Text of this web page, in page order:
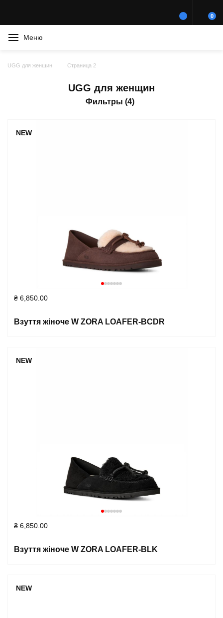
0
Меню
UGG для женщин Страница 2
UGG для женщин
Фильтры (4)
NEW
₴ 6,850.00
Взуття жіноче W ZORA LOAFER-BCDR
NEW
₴ 6,850.00
Взуття жіноче W ZORA LOAFER-BLK
NEW